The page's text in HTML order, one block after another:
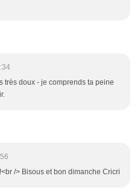
très doux - je comprends ta peine
/> Bisous et bon dimanche Cricri